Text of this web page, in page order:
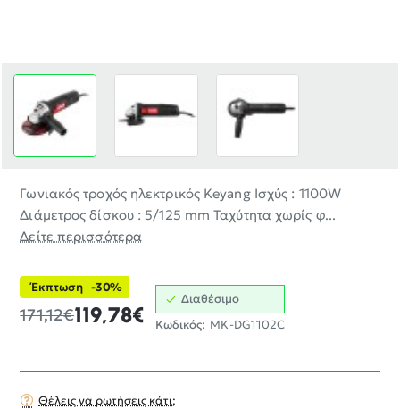
Γωνιακός τροχός ηλεκτρικός Keyang Ισχύς : 1100W
Διάμετρος δίσκου : 5/125 mm Ταχύτητα χωρίς φ...
Δείτε περισσότερα
Έκπτωση -30%
119,78€
171,12€
Διαθέσιμο
Κωδικός: MK-DG1102C
Θέλεις να ρωτήσεις κάτι;